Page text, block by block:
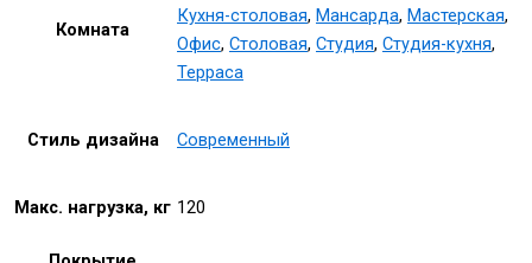
Комната
Кухня-столовая, Мансарда, Мастерская,
Офис, Столовая, Студия, Студия-кухня,
Терраса
Стиль дизайна Современный
Макс. нагрузка, кг 120